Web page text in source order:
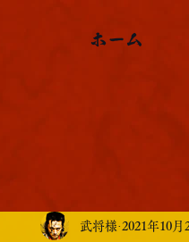
ホーム
武将様 2021年10月